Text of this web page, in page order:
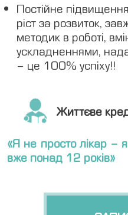
Постійне
ріст за розвиток,
методик в роботі,
ускладненнями,
– це 100% успіху!!
Життєве
«Я не просто лікар –
вже понад 12 років»